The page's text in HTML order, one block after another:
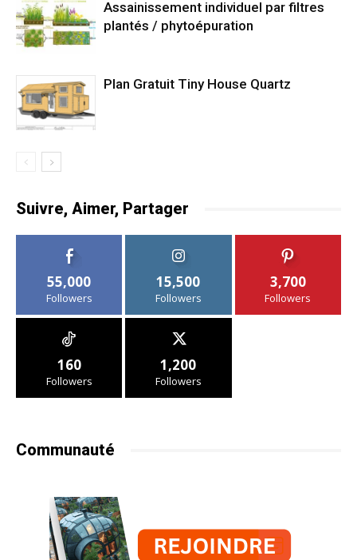
Assainissement individuel par filtres
plantés / phytoépuration
Plan Gratuit Tiny House Quartz
Suivre, Aimer, Partager
55,000
Followers
15,500
Followers
3,700
Followers
160
Followers
1,200
Followers
Communauté